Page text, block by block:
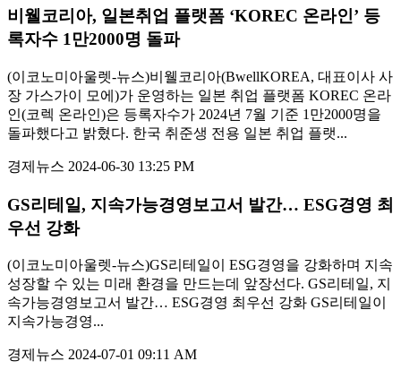
비웰코리아, 일본취업 플랫폼 ‘KOREC 온라인’ 등
록자수 1만2000명 돌파
(이코노미아울렛-뉴스)비웰코리아(BwellKOREA, 대표이사 사
장 가스가이 모에)가 운영하는 일본 취업 플랫폼 KOREC 온라
인(코렉 온라인)은 등록자수가 2024년 7월 기준 1만2000명을
돌파했다고 밝혔다. 한국 취준생 전용 일본 취업 플랫...
경제뉴스 2024-06-30 13:25 PM
GS리테일, 지속가능경영보고서 발간… ESG경영 최
우선 강화
(이코노미아울렛-뉴스)GS리테일이 ESG경영을 강화하며 지속
성장할 수 있는 미래 환경을 만드는데 앞장선다. GS리테일, 지
속가능경영보고서 발간… ESG경영 최우선 강화 GS리테일이
지속가능경영...
경제뉴스 2024-07-01 09:11 AM